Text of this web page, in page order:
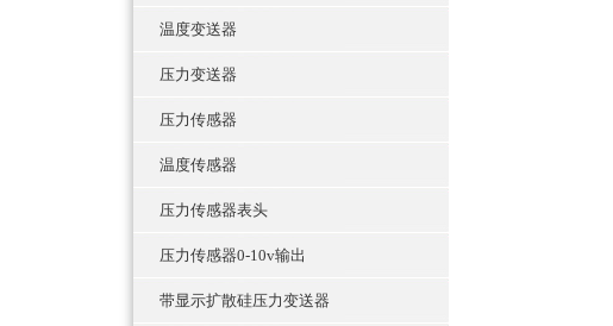
温度变送器
压力变送器
压力传感器
温度传感器
压力传感器表头
压力传感器0-10v输出
带显示扩散硅压力变送器